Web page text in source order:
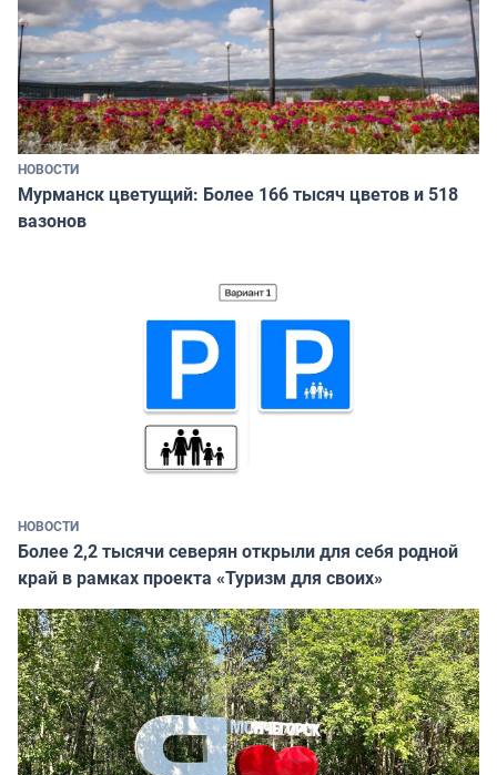
НОВОСТИ
Мурманск цветущий: Более 166 тысяч цветов и 518
вазонов
НОВОСТИ
Более 2,2 тысячи северян открыли для себя родной
край в рамках проекта «Туризм для своих»